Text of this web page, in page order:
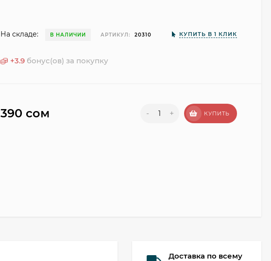
На складе: В НАЛИЧИИ АРТИКУЛ: 20310 КУПИТЬ В 1 КЛИК
+3.9 бонус(ов) за покупку
390 сом - + КУПИТЬ
Доставка по всему